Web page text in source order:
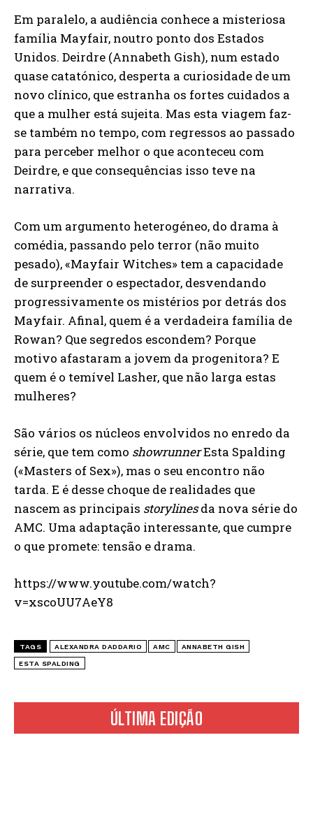
ÚLTIMA EDIÇÃO
Em paralelo, a audiência conhece a misteriosa
família Mayfair, noutro ponto dos Estados
Unidos. Deirdre (Annabeth Gish), num estado
quase catatónico, desperta a curiosidade de um
novo clínico, que estranha os fortes cuidados a
que a mulher está sujeita. Mas esta viagem faz-
se também no tempo, com regressos ao passado
para perceber melhor o que aconteceu com
Deirdre, e que consequências isso teve na
narrativa.
Com um argumento heterogéneo, do drama à
comédia, passando pelo terror (não muito
pesado), «Mayfair Witches» tem a capacidade
de surpreender o espectador, desvendando
progressivamente os mistérios por detrás dos
Mayfair. Afinal, quem é a verdadeira família de
Rowan? Que segredos escondem? Porque
motivo afastaram a jovem da progenitora? E
quem é o temível Lasher, que não larga estas
mulheres?
São vários os núcleos envolvidos no enredo da
série, que tem como showrunnerEsta Spalding
(«Masters of Sex»), mas o seu encontro não
tarda. E é desse choque de realidades que
nascem as principais storylinesda nova série do
AMC. Uma adaptação interessante, que cumpre
o que promete: tensão e drama.
https://www.youtube.com/watch?
v=xscoUU7AeY8
TAGS ALEXANDRA DADDARIO AMC ANNABETH GISH
ESTA SPALDING